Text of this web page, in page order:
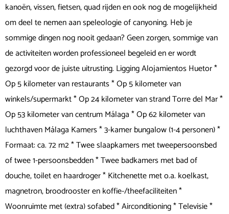
kanoën, vissen, fietsen, quad rijden en ook nog de mogelijkheid
om deel te nemen aan speleologie of canyoning. Heb je
sommige dingen nog nooit gedaan? Geen zorgen, sommige van
de activiteiten worden professioneel begeleid en er wordt
gezorgd voor de juiste uitrusting. Ligging Alojamientos Huetor *
Op 5 kilometer van restaurants * Op 5 kilometer van
winkels/supermarkt * Op 24 kilometer van strand Torre del Mar *
Op 53 kilometer van centrum Málaga * Op 62 kilometer van
luchthaven Málaga Kamers * 3-kamer bungalow (1-4 personen) *
Formaat: ca. 72 m2 * Twee slaapkamers met tweepersoonsbed
of twee 1-persoonsbedden * Twee badkamers met bad of
douche, toilet en haardroger * Kitchenette met o.a. koelkast,
magnetron, broodrooster en koffie-/theefaciliteiten *
Woonruimte met (extra) sofabed * Airconditioning * Televisie *